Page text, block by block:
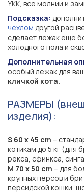
YKK, все молнии и
Подсказка:
чехлом другой
сделает лежак еще
холодного пола и
Дополнительная
особый лежак для
кличкой кота.
РАЗМЕРЫ
изделия):
S 60 х 45 cm –
котикам до 5 кг (для
рекса, сфинкса,
M 70 х 50 cm – для
крупных персов и
персидской кошки,